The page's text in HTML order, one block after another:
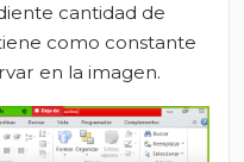
cantidad de
como constante
en la imagen.